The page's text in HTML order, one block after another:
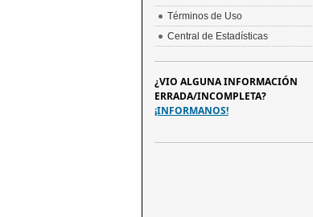
Términos de Uso
Central de Estadísticas
¿VIO ALGUNA INFORMACIÓN
ERRADA/INCOMPLETA?
¡INFORMANOS!